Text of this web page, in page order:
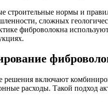
строительные нормы и
сложных
фиброволокна
включают
расходы. Такой подход